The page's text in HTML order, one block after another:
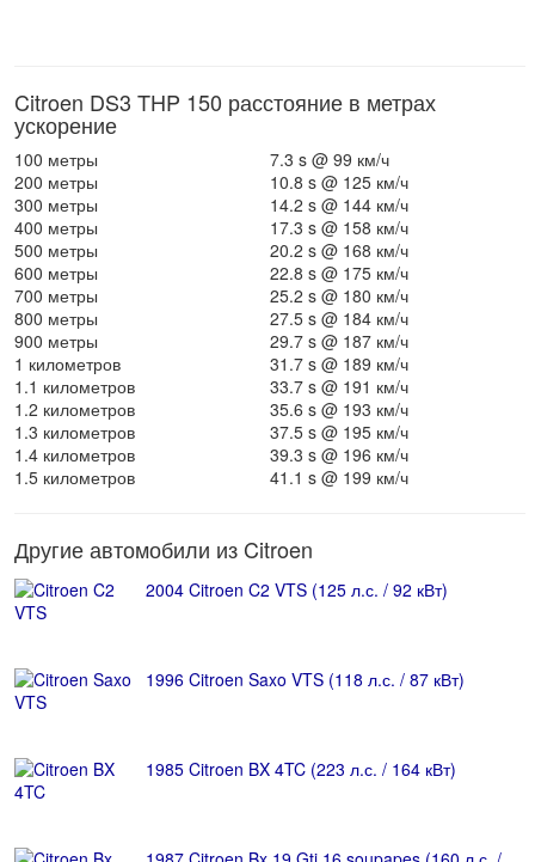
Citroen DS3 THP 150 расстояние в метрах
ускорение
100 метры
7.3 s @ 99 км/ч
200 метры
10.8 s @ 125 км/ч
300 метры
14.2 s @ 144 км/ч
400 метры
17.3 s @ 158 км/ч
500 метры
20.2 s @ 168 км/ч
600 метры
22.8 s @ 175 км/ч
700 метры
25.2 s @ 180 км/ч
800 метры
27.5 s @ 184 км/ч
900 метры
29.7 s @ 187 км/ч
1 километров
31.7 s @ 189 км/ч
1.1 километров
33.7 s @ 191 км/ч
1.2 километров
35.6 s @ 193 км/ч
1.3 километров
37.5 s @ 195 км/ч
1.4 километров
39.3 s @ 196 км/ч
1.5 километров
41.1 s @ 199 км/ч
Другие автомобили из Citroen
2004 Citroen C2 VTS (125 л.с. / 92 кВт)
1996 Citroen Saxo VTS (118 л.с. / 87 кВт)
1985 Citroen BX 4TC (223 л.с. / 164 кВт)